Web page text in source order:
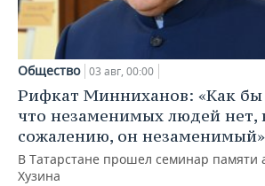
Общество 03 авг, 00:00
Рифкат Минниханов: «Как бы
что незаменимых людей нет,
сожалению, он незаменимый»
В Татарстане прошел семинар памяти
Хузина